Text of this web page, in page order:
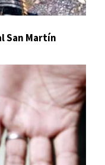
San Martín